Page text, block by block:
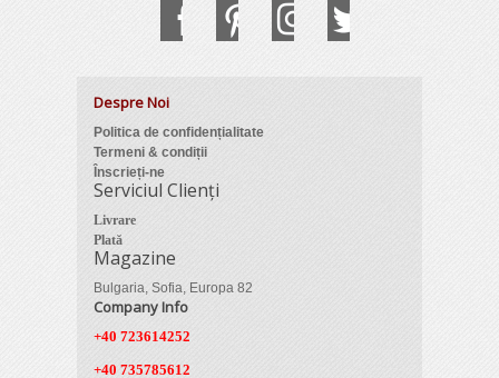
Despre Noi
Politica de confidențialitate
Termeni & condiții
Înscrieți-ne
Serviciul Clienți
Livrare
Plată
Magazine
Bulgaria, Sofia, Europa 82
Company Info
+40 723614252
+40 735785612